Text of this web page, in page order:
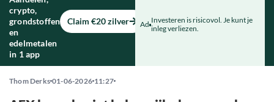
crypto,
grondstoffen
en
edelmetalen
in 1 app
Claim €20 zilver Ad Investeren is risicovol. Je kunt je
inleg verliezen.
Thom Derks 01-06-2026 11:27